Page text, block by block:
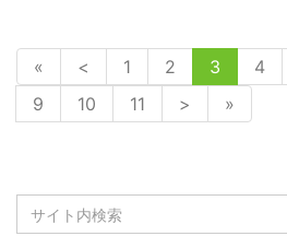
« < 1 2 3 4
9
10 11 > »